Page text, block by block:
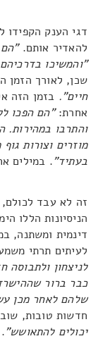
דגי הענק הקפידו
להאדיר אותם."הם
"והמשיכו
שכן, לאורך הזמן
חיים". בזמן הזה
אחרת:"הם הפכו
והתרבו במהירות.
מוזרים וצורות
בעתיד". במילים
זה לא עבד
הניסיונות הללו
דינמית ומשתנה,
לעיתים תרתי
לניצחון ולתבוסה
כבר ברור
שלהם לאחר מכן
חדשות טובות,
יכולים להתאושש".